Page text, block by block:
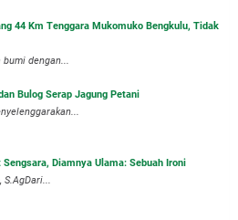
44 Km Tenggara Mukomuko Bengkulu, Tidak
bumi dengan...
Bulog Serap Jagung Petani
Diamnya Ulama: Sebuah Ironi
S.AgDari...